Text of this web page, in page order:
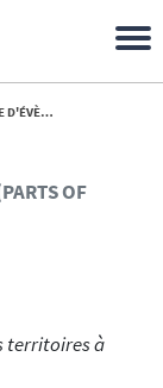
- 2011
OF
territoires à